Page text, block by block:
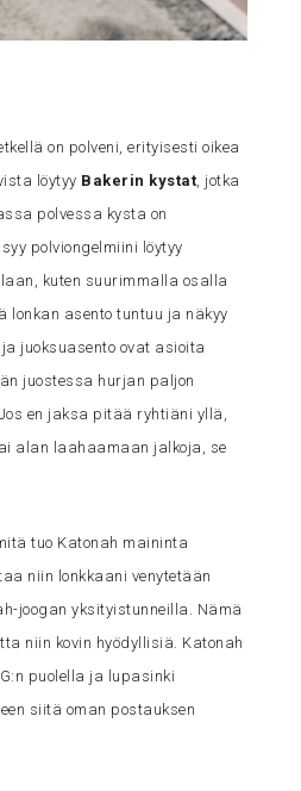
on polveni, erityisesti oikea
löytyy Bakerin kystat, jotka
polvessa kysta on
polviongelmiini löytyy
kuten suurimmalla osalla
lonkan asento tuntuu ja näkyy
juoksuasento ovat asioita
juostessa hurjan paljon
en jaksa pitää ryhtiäni yllä,
alan laahaamaan jalkoja, se
tuo Katonah maininta
niin lonkkaani venytetään
joogan yksityistunneilla. Nämä
niin kovin hyödyllisiä. Katonah
puolella ja lupasinki
siitä oman postauksen